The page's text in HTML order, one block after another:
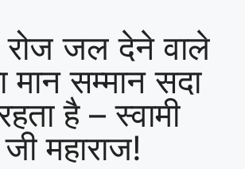
जल देने वाले
मान सम्मान सदा
है – स्वामी
महाराज!